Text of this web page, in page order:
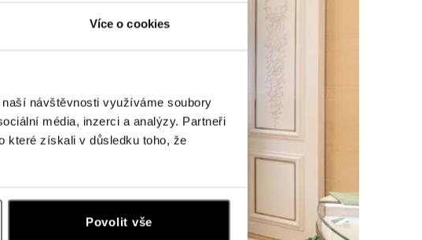
Více o cookies
návštěvnosti využíváme soubory
média, inzerci a analýzy. Partneři
které získali v důsledku toho, že
Povolit vše